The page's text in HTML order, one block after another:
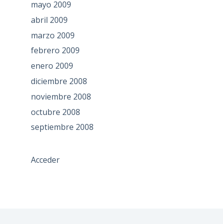
mayo 2009
abril 2009
marzo 2009
febrero 2009
enero 2009
diciembre 2008
noviembre 2008
octubre 2008
septiembre 2008
Acceder